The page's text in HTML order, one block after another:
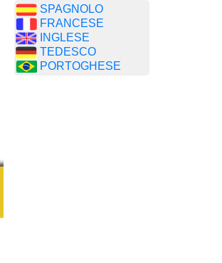
SPAGNOLO
FRANCESE
INGLESE
TEDESCO
PORTOGHESE